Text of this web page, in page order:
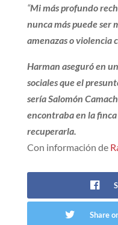
“Mi más profundo
nunca más puede ser
amenazas o violencia
Harman aseguró en
sociales que el
sería Salomón
encontraba en la
recuperarla.
Con información de
Share